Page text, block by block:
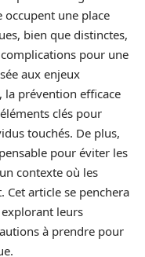
occupent une place
bien que distinctes,
pour une
aux enjeux
la prévention efficace
clés pour
touchés. De plus,
pour éviter les
contexte où les
article se penchera
leurs
à prendre pour